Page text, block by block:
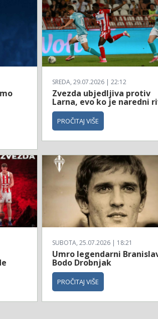
SREDA, 29.07.2026 | 22:12
Zvezda ubjedljiva protiv
Larna, evo ko je naredni
PROČITAJ VIŠE
SUBOTA, 25.07.2026 | 18:21
Umro legendarni
Bodo Drobnjak
PROČITAJ VIŠE